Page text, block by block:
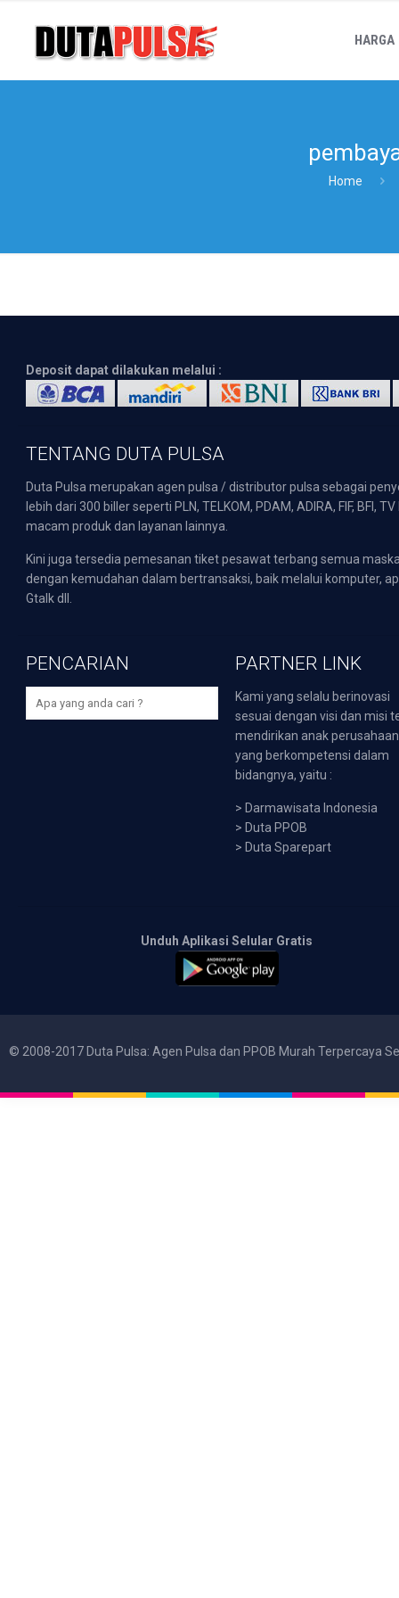
HARGA
Home
Deposit dapat dilakukan melalui :
TENTANG DUTA PULSA
Duta Pulsa merupakan agen pulsa / distributor pulsa sebagai
lebih dari 300 biller seperti PLN, TELKOM, PDAM, ADIRA, FIF,
macam produk dan layanan lainnya.
Kini juga tersedia pemesanan tiket pesawat terbang semua
dengan kemudahan dalam bertransaksi, baik melalui komputer,
Gtalk dll.
PENCARIAN PARTNER LINK
Kami yang selalu berinovasi
sesuai dengan visi dan misi
mendirikan anak perusahaan
yang berkompetensi dalam
bidangnya, yaitu :
> Darmawisata Indonesia
> Duta PPOB
> Duta Sparepart
Unduh Aplikasi Selular Gratis
© 2008-2017 Duta Pulsa: Agen Pulsa dan PPOB Murah Terpercaya